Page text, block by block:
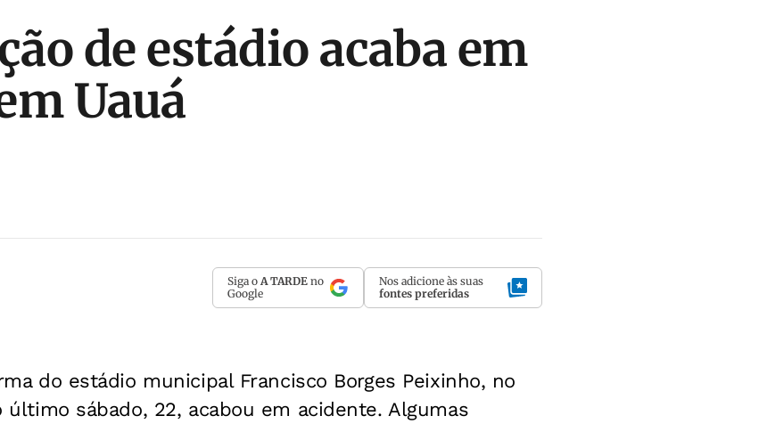
de estádio acaba em
Uauá
Siga o A TARDE no
Google
Nos adicione às suas
fontes preferidas
do estádio municipal Francisco Borges Peixinho, no
último sábado, 22, acabou em acidente. Algumas